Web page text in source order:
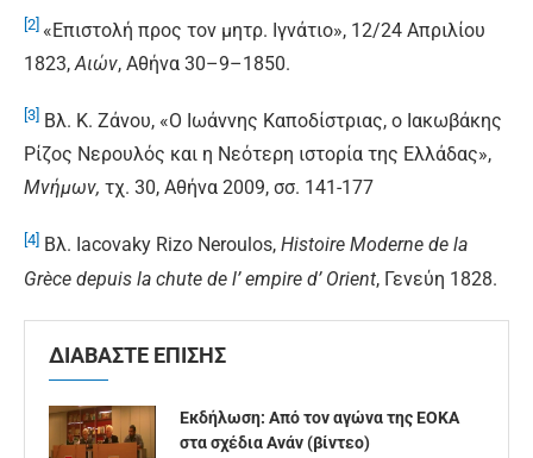
[2] «Επιστολή προς τον μητρ. Ιγνάτιο», 12/24 Απριλίου
1823,Αιών, Αθήνα 30–9–1850.
[3] Βλ. Κ. Ζάνου, «Ο Ιωάννης Καποδίστριας, ο Ιακωβάκης
Ρίζος Νερουλός και η Νεότερη ιστορία της Ελλάδας»,
Μνήμων, τχ. 30, Αθήνα 2009, σσ. 141-177
[4] Βλ. Iacovaky Rizo Neroulos, Histoire Moderne de la
Grèce depuis la chute de l’ empire d’ Orient, Γενεύη 1828.
ΔΙΑΒΑΣΤΕ ΕΠΙΣΗΣ
Εκδήλωση: Από τον αγώνα της ΕΟΚΑ
στα σχέδια Ανάν (βίντεο)